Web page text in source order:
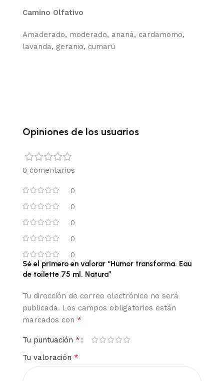
Camino Olfativo
Amaderado, moderado, ananá, cardamomo,
lavanda, geranio, cumarú
Opiniones de los usuarios
0 comentarios
0
0
0
0
0
Sé el primero en valorar “Humor transforma. Eau
de toilette 75 ml. Natura”
Tu dirección de correo electrónico no será
publicada. Los campos obligatorios están
marcados con *
Tu puntuación *
Tu valoración *